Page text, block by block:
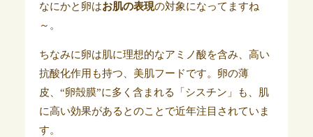
なにかと卵はお肌の表現の対象になってますね
～。
ちなみに卵は肌に理想的なアミノ酸を含み、高い
抗酸化作用も持つ、美肌フードです。卵の薄
皮、“卵殻膜”に多く含まれる「シスチン」も、肌
に高い効果があるとのことで近年注目されていま
す。